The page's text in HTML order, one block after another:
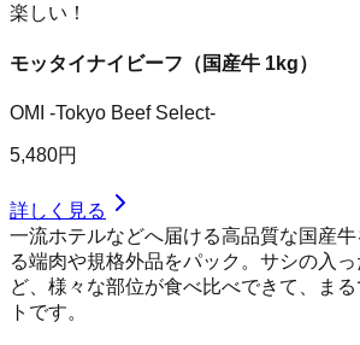
楽しい！
モッタイナイビーフ（国産牛 1kg）
OMI -Tokyo Beef Select-
5,480円
詳しく見る
一流ホテルなどへ届ける高品質な国産
る端肉や規格外品をパック。サシの入
ど、様々な部位が食べ比べできて、ま
トです。